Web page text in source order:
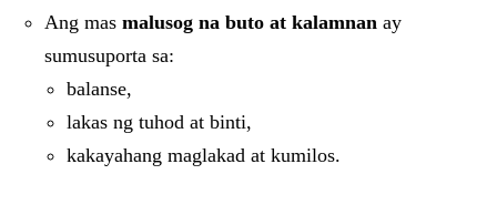
Ang mas malusog na buto at kalamnan ay
sumusuporta sa:
balanse,
lakas ng tuhod at binti,
kakayahang maglakad at kumilos.